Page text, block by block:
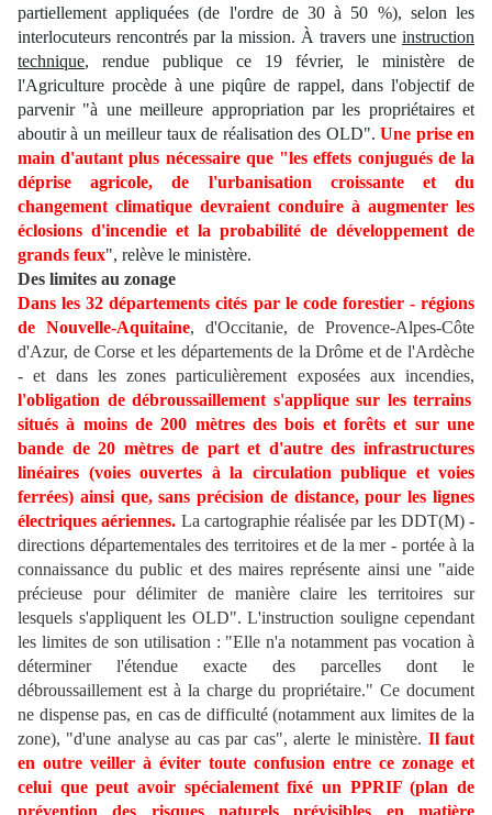
partiellement appliquées (de l'ordre de 30 à 50 %), selon les
interlocuteurs rencontrés par la mission. À travers une instruction
technique, rendue publique ce 19 février, le ministère de
l'Agriculture procède à une piqûre de rappel, dans l'objectif de
parvenir "à une meilleure appropriation par les propriétaires et
aboutir à un meilleur taux de réalisation des OLD".Une prise en
main d'autant plus nécessaire que "les effets conjugués de la
déprise agricole, de l'urbanisation croissante et du
changement climatique devraient conduire à augmenter les
éclosions d'incendie et la probabilité de développement de
grands feux", relève le ministère.
Des limites au zonage
Dans les 32 départements cités par le code forestier - régions
de Nouvelle-Aquitaine, d'Occitanie, de Provence-Alpes-Côte
d'Azur, de Corse et les départements de la Drôme et de l'Ardèche
- et dans les zones particulièrement exposées aux incendies,
l'obligation de débroussaillement s'applique sur les terrains
situés à moins de 200 mètres des bois et forêts et sur une
bande de 20 mètres de part et d'autre des infrastructures
linéaires (voies ouvertes à la circulation publique et voies
ferrées) ainsi que, sans précision de distance, pour les lignes
électriques aériennes. La cartographie réalisée par les DDT(M) -
directions départementales des territoires et de la mer - portée à la
connaissance du public et des maires représente ainsi une "aide
précieuse pour délimiter de manière claire les territoires sur
lesquels s'appliquent les OLD". L'instruction souligne cependant
les limites de son utilisation : "Elle n'a notamment pas vocation à
déterminer l'étendue exacte des parcelles dont le
débroussaillement est à la charge du propriétaire." Ce document
ne dispense pas, en cas de difficulté (notamment aux limites de la
zone), "d'une analyse au cas par cas", alerte le ministère. Il faut
en outre veiller à éviter toute confusion entre ce zonage et
celui que peut avoir spécialement fixé un PPRIF (plan de